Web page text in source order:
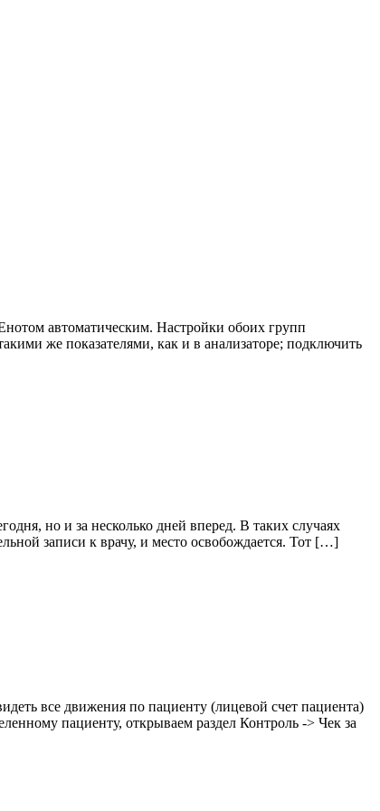
автоматическим. Настройки обоих групп
же показателями, как и в анализаторе; подключить
но и за несколько дней вперед. В таких случаях
записи к врачу, и место освобождается. Тот […]
все движения по пациенту (лицевой счет пациента)
пациенту, открываем раздел Контроль -> Чек за